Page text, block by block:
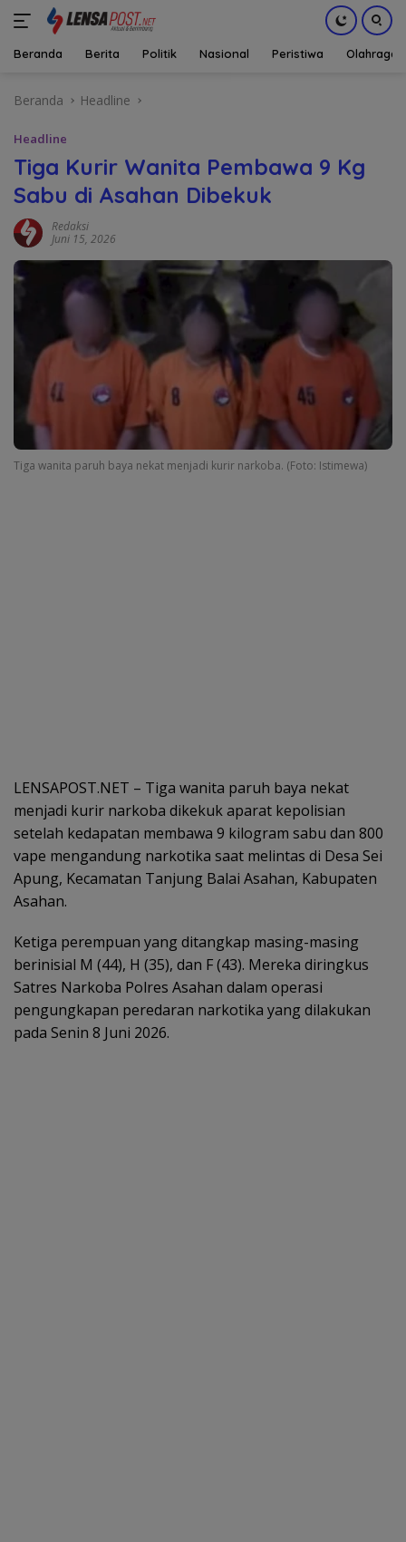
Beranda Berita Politik Nasional Peristiwa Olahraga
Beranda Headline
Headline
Tiga Kurir Wanita Pembawa 9 Kg
Sabu di Asahan Dibekuk
Redaksi
Juni 15, 2026
Tiga wanita paruh baya nekat menjadi kurir narkoba. (Foto: Istimewa)
LENSAPOST.NET – Tiga wanita paruh baya nekat
menjadi kurir narkoba dikekuk aparat kepolisian
setelah kedapatan membawa 9 kilogram sabu dan 800
vape mengandung narkotika saat melintas di Desa Sei
Apung, Kecamatan Tanjung Balai Asahan, Kabupaten
Asahan.
Ketiga perempuan yang ditangkap masing-masing
berinisial M (44), H (35), dan F (43). Mereka diringkus
Satres Narkoba Polres Asahan dalam operasi
pengungkapan peredaran narkotika yang dilakukan
pada Senin 8 Juni 2026.